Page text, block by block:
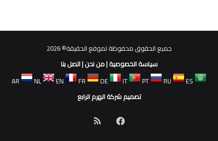
جميع الحقوق محفوظة لموقع الحقيقة© 2026
سياسة الخصوصية|من نحن|اتصل بنا
AR
NL EN FR DE IT PT RU
ES
تصميم شركة الهرم الرابع
فيسبوكملخص